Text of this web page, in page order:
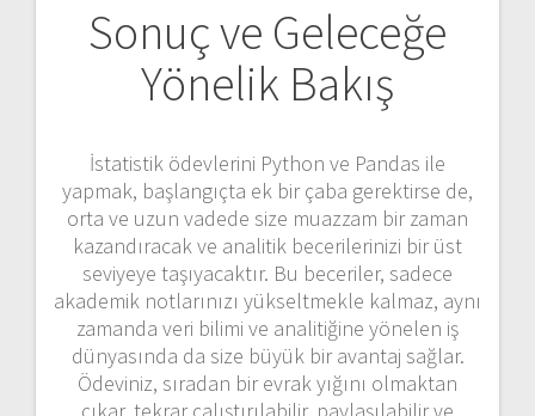
Sonuç ve Geleceğe
Yönelik Bakış
İstatistik ödevlerini Python ve Pandas ile
yapmak, başlangıçta ek bir çaba gerektirse de,
orta ve uzun vadede size muazzam bir zaman
kazandıracak ve analitik becerilerinizi bir üst
seviyeye taşıyacaktır. Bu beceriler, sadece
akademik notlarınızı yükseltmekle kalmaz, aynı
zamanda veri bilimi ve analitiğine yönelen iş
dünyasında da size büyük bir avantaj sağlar.
Ödeviniz, sıradan bir evrak yığını olmaktan
çıkar, tekrar çalıştırılabilir, paylaşılabilir ve